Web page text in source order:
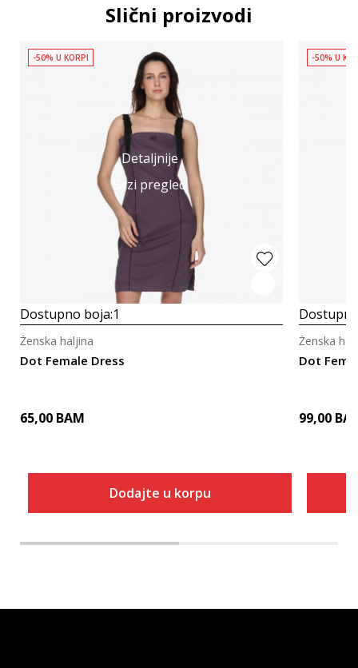
Slični proizvodi
Detaljnije
Brzi pregled
-50% U KORPI
Dostupno boja:1
Dot Female Dress
Ženska haljina
65,00 BAM
Dodajte u korpu
-50% U
Dot
Ženska
99,00